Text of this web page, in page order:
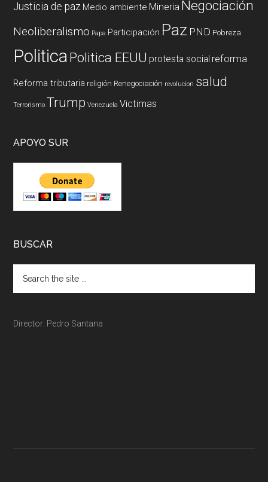
Justicia de paz Medio ambiente Mineria Negociación
Neoliberalismo Papa Participación Paz PND Pobreza
PoliticaPolitica EEUU protesta social reforma
Reforma tributaria religión Renegociación revolucion salud
Terrorismo Trump Venezuela Victimas
APOYO SUR
BUSCAR
Director: Pedro Santana